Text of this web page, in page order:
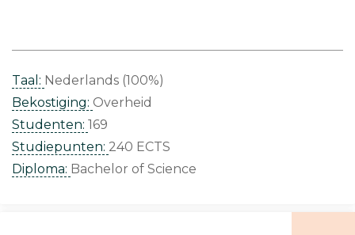
Taal: Nederlands (100%)
Bekostiging: Overheid
Studenten: 169
Studiepunten: 240 ECTS
Diploma: Bachelor of Science